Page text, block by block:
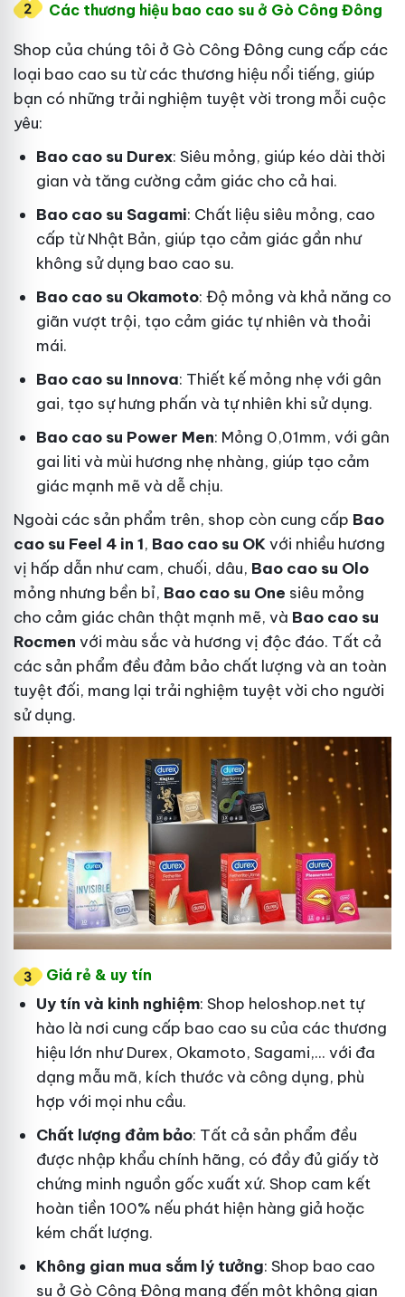
Các thương hiệu bao cao su ở Gò Công Đông
Shop của chúng tôi ở Gò Công Đông cung cấp các
loại bao cao su từ các thương hiệu nổi tiếng, giúp
bạn có những trải nghiệm tuyệt vời trong mỗi cuộc
yêu:
Bao cao su Durex: Siêu mỏng, giúp kéo dài thời
gian và tăng cường cảm giác cho cả hai.
Bao cao su Sagami: Chất liệu siêu mỏng, cao
cấp từ Nhật Bản, giúp tạo cảm giác gần như
không sử dụng bao cao su.
Bao cao su Okamoto: Độ mỏng và khả năng co
giãn vượt trội, tạo cảm giác tự nhiên và thoải
mái.
Bao cao su Innova: Thiết kế mỏng nhẹ với gân
gai, tạo sự hưng phấn và tự nhiên khi sử dụng.
Bao cao su Power Men: Mỏng 0,01mm, với gân
gai liti và mùi hương nhẹ nhàng, giúp tạo cảm
giác mạnh mẽ và dễ chịu.
Ngoài các sản phẩm trên, shop còn cung cấp Bao
cao su Feel 4 in 1, Bao cao su OKvới nhiều hương
vị hấp dẫn như cam, chuối, dâu, Bao cao su Olo
mỏng nhưng bền bỉ, Bao cao su One siêu mỏng
cho cảm giác chân thật mạnh mẽ, và Bao cao su
Rocmen với màu sắc và hương vị độc đáo. Tất cả
các sản phẩm đều đảm bảo chất lượng và an toàn
tuyệt đối, mang lại trải nghiệm tuyệt vời cho người
sử dụng.
Giá rẻ & uy tín
Uy tín và kinh nghiệm: Shop heloshop.net tự
hào là nơi cung cấp bao cao su của các thương
hiệu lớn như Durex, Okamoto, Sagami,... với đa
dạng mẫu mã, kích thước và công dụng, phù
hợp với mọi nhu cầu.
Chất lượng đảm bảo: Tất cả sản phẩm đều
được nhập khẩu chính hãng, có đầy đủ giấy tờ
chứng minh nguồn gốc xuất xứ. Shop cam kết
hoàn tiền 100% nếu phát hiện hàng giả hoặc
kém chất lượng.
Không gian mua sắm lý tưởng: Shop bao cao
su ở Gò Công Đông mang đến một không gian